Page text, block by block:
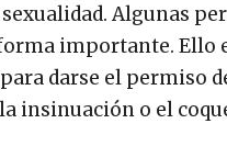
Algunas
importante. Ello
darse el permiso
insinuación o el